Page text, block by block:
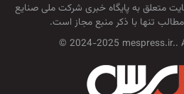
متعلق به پایگاه خبری شرکت ملی صنایع
تنها با ذکر منبع مجاز است.
© 2024-2025 mespress.ir..